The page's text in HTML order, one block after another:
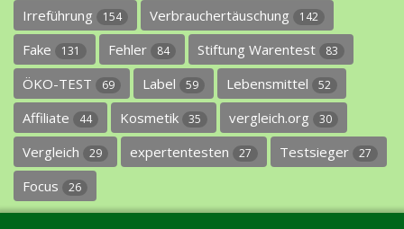
Irreführung 154 Verbrauchertäuschung 142
Fake 131 Fehler 84 Stiftung Warentest 83
ÖKO-TEST 69 Label 59 Lebensmittel 52
Affiliate 44 Kosmetik 35 vergleich.org 30
Vergleich 29 expertentesten 27 Testsieger 27
Focus 26